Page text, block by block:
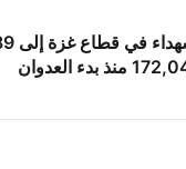
ارتفاع